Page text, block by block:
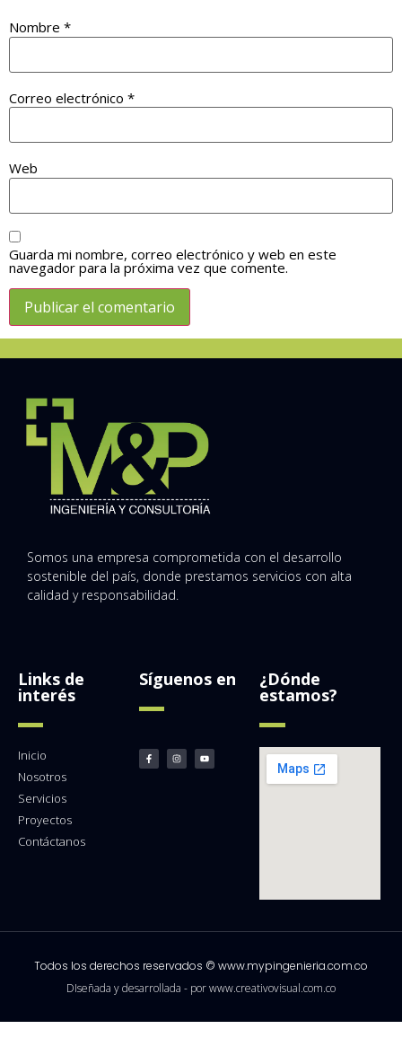
Nombre *
Correo electrónico *
Web
Guarda mi nombre, correo electrónico y web en este
navegador para la próxima vez que comente.
Somos una empresa comprometida con el desarrollo
sostenible del país, donde prestamos servicios con alta
calidad y responsabilidad.
Links de
interés
Inicio
Nosotros
Servicios
Proyectos
Contáctanos
Síguenos en ¿Dónde
estamos?
Todos los derechos reservados © www.mypingenieria.com.co
DIseñada y desarrollada - por www.creativovisual.com.co